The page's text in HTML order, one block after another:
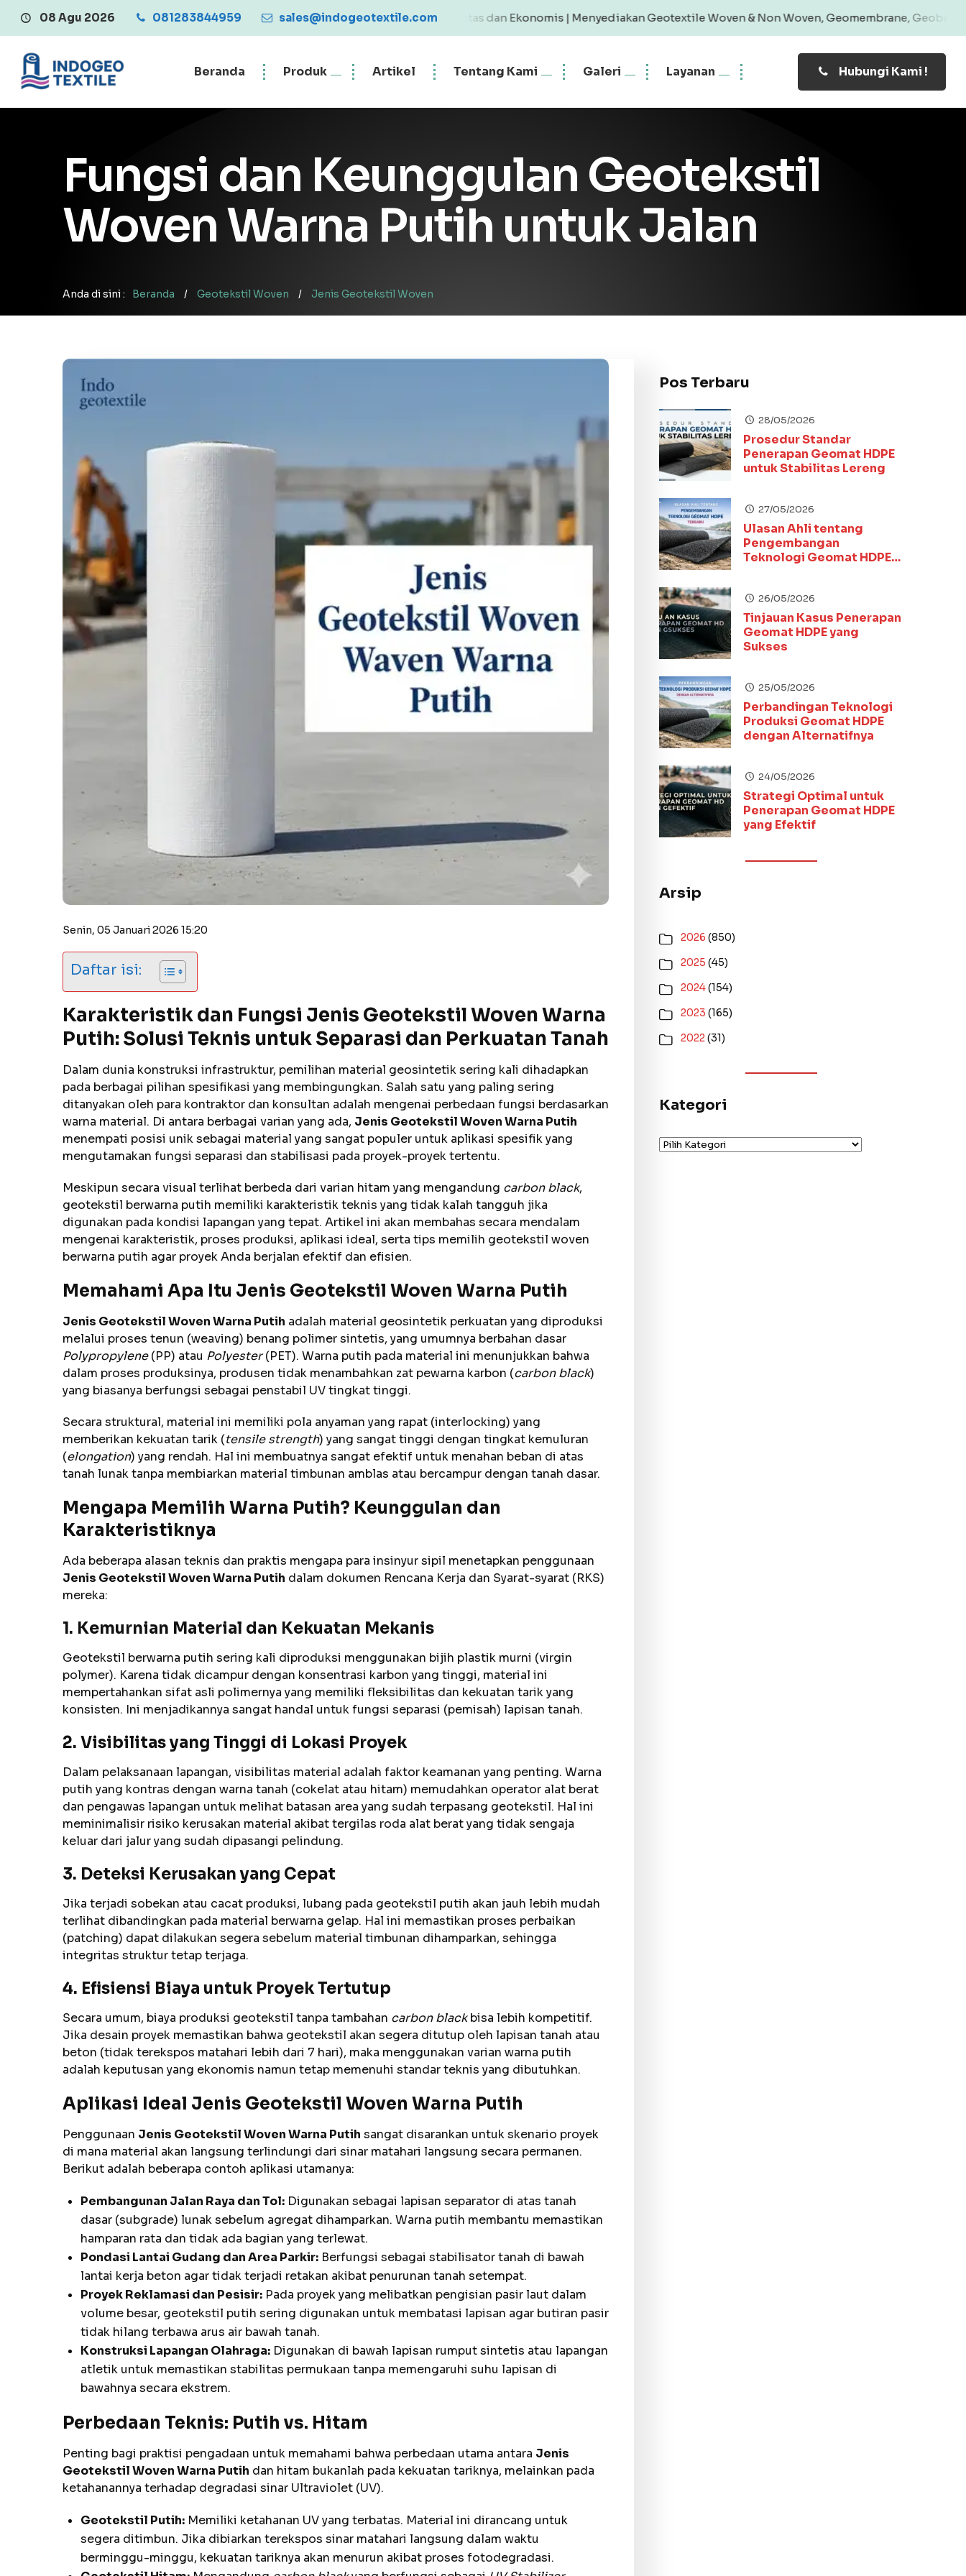
08 Agu 2026 081283844959 sales@indogeotextile.com
Central Penjualan Geotextile Berkualitas dan Ekonomis | Menyediakan Geotextile Woven & Non Woven, Geomembrane, Geobag, Geogrid |
Beranda Produk Artikel Tentang Kami Galeri Layanan Hubungi Kami !
Fungsi dan Keunggulan Geotekstil
Woven Warna Putih untuk Jalan
Anda di sini : Beranda / Geotekstil Woven / Jenis Geotekstil Woven
Senin, 05 Januari 2026 15:20
Daftar isi:
Karakteristik dan Fungsi Jenis Geotekstil Woven Warna
Putih: Solusi Teknis untuk Separasi dan Perkuatan Tanah
Dalam dunia konstruksi infrastruktur, pemilihan material geosintetik sering kali dihadapkan
pada berbagai pilihan spesifikasi yang membingungkan. Salah satu yang paling sering
ditanyakan oleh para kontraktor dan konsultan adalah mengenai perbedaan fungsi berdasarkan
warna material. Di antara berbagai varian yang ada, Jenis Geotekstil Woven Warna Putih
menempati posisi unik sebagai material yang sangat populer untuk aplikasi spesifik yang
mengutamakan fungsi separasi dan stabilisasi pada proyek-proyek tertentu.
Meskipun secara visual terlihat berbeda dari varian hitam yang mengandung carbon black,
geotekstil berwarna putih memiliki karakteristik teknis yang tidak kalah tangguh jika
digunakan pada kondisi lapangan yang tepat. Artikel ini akan membahas secara mendalam
mengenai karakteristik, proses produksi, aplikasi ideal, serta tips memilih geotekstil woven
berwarna putih agar proyek Anda berjalan efektif dan efisien.
Memahami Apa Itu Jenis Geotekstil Woven Warna Putih
Jenis Geotekstil Woven Warna Putih adalah material geosintetik perkuatan yang diproduksi
melalui proses tenun (weaving) benang polimer sintetis, yang umumnya berbahan dasar
Polypropylene(PP) atau Polyester(PET). Warna putih pada material ini menunjukkan bahwa
dalam proses produksinya, produsen tidak menambahkan zat pewarna karbon (carbon black)
yang biasanya berfungsi sebagai penstabil UV tingkat tinggi.
Secara struktural, material ini memiliki pola anyaman yang rapat (interlocking) yang
memberikan kekuatan tarik (tensile strength) yang sangat tinggi dengan tingkat kemuluran
(elongation) yang rendah. Hal ini membuatnya sangat efektif untuk menahan beban di atas
tanah lunak tanpa membiarkan material timbunan amblas atau bercampur dengan tanah dasar.
Mengapa Memilih Warna Putih? Keunggulan dan
Karakteristiknya
Ada beberapa alasan teknis dan praktis mengapa para insinyur sipil menetapkan penggunaan
Jenis Geotekstil Woven Warna Putih dalam dokumen Rencana Kerja dan Syarat-syarat (RKS)
mereka:
1. Kemurnian Material dan Kekuatan Mekanis
Geotekstil berwarna putih sering kali diproduksi menggunakan bijih plastik murni (virgin
polymer). Karena tidak dicampur dengan konsentrasi karbon yang tinggi, material ini
mempertahankan sifat asli polimernya yang memiliki fleksibilitas dan kekuatan tarik yang
konsisten. Ini menjadikannya sangat handal untuk fungsi separasi (pemisah) lapisan tanah.
2. Visibilitas yang Tinggi di Lokasi Proyek
Dalam pelaksanaan lapangan, visibilitas material adalah faktor keamanan yang penting. Warna
putih yang kontras dengan warna tanah (cokelat atau hitam) memudahkan operator alat berat
dan pengawas lapangan untuk melihat batasan area yang sudah terpasang geotekstil. Hal ini
meminimalisir risiko kerusakan material akibat tergilas roda alat berat yang tidak sengaja
keluar dari jalur yang sudah dipasangi pelindung.
3. Deteksi Kerusakan yang Cepat
Jika terjadi sobekan atau cacat produksi, lubang pada geotekstil putih akan jauh lebih mudah
terlihat dibandingkan pada material berwarna gelap. Hal ini memastikan proses perbaikan
(patching) dapat dilakukan segera sebelum material timbunan dihamparkan, sehingga
integritas struktur tetap terjaga.
4. Efisiensi Biaya untuk Proyek Tertutup
Secara umum, biaya produksi geotekstil tanpa tambahan carbon blackbisa lebih kompetitif.
Jika desain proyek memastikan bahwa geotekstil akan segera ditutup oleh lapisan tanah atau
beton (tidak terekspos matahari lebih dari 7 hari), maka menggunakan varian warna putih
adalah keputusan yang ekonomis namun tetap memenuhi standar teknis yang dibutuhkan.
Aplikasi Ideal Jenis Geotekstil Woven Warna Putih
Penggunaan Jenis Geotekstil Woven Warna Putih sangat disarankan untuk skenario proyek
di mana material akan langsung terlindungi dari sinar matahari langsung secara permanen.
Berikut adalah beberapa contoh aplikasi utamanya:
Pembangunan Jalan Raya dan Tol: Digunakan sebagai lapisan separator di atas tanah
dasar (subgrade) lunak sebelum agregat dihamparkan. Warna putih membantu memastikan
hamparan rata dan tidak ada bagian yang terlewat.
Pondasi Lantai Gudang dan Area Parkir: Berfungsi sebagai stabilisator tanah di bawah
lantai kerja beton agar tidak terjadi retakan akibat penurunan tanah setempat.
Proyek Reklamasi dan Pesisir: Pada proyek yang melibatkan pengisian pasir laut dalam
volume besar, geotekstil putih sering digunakan untuk membatasi lapisan agar butiran pasir
tidak hilang terbawa arus air bawah tanah.
Konstruksi Lapangan Olahraga: Digunakan di bawah lapisan rumput sintetis atau lapangan
atletik untuk memastikan stabilitas permukaan tanpa memengaruhi suhu lapisan di
bawahnya secara ekstrem.
Perbedaan Teknis: Putih vs. Hitam
Penting bagi praktisi pengadaan untuk memahami bahwa perbedaan utama antara Jenis
Geotekstil Woven Warna Putih dan hitam bukanlah pada kekuatan tariknya, melainkan pada
ketahanannya terhadap degradasi sinar Ultraviolet (UV).
Geotekstil Putih: Memiliki ketahanan UV yang terbatas. Material ini dirancang untuk
segera ditimbun. Jika dibiarkan terekspos sinar matahari langsung dalam waktu
berminggu-minggu, kekuatan tariknya akan menurun akibat proses fotodegradasi.
Pos Terbaru
28/05/2026
Prosedur Standar
Penerapan Geomat HDPE
untuk Stabilitas Lereng
27/05/2026
Ulasan Ahli tentang
Pengembangan
Teknologi Geomat HDPE
26/05/2026
Tinjauan Kasus Penerapan
Geomat HDPE yang
Sukses
25/05/2026
Perbandingan Teknologi
Produksi Geomat HDPE
dengan Alternatifnya
24/05/2026
Strategi Optimal untuk
Penerapan Geomat HDPE
yang Efektif
Arsip
2026 (850)
2025 (45)
2024(154)
2023 (165)
2022(31)
Kategori
Kategori